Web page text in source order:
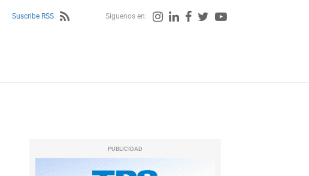
Suscribe RSS Siguenos en:
PUBLICIDAD